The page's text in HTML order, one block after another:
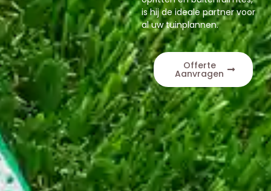
is hij de ideale partner voor
al uw tuinplannen.
Offerte
Aanvragen